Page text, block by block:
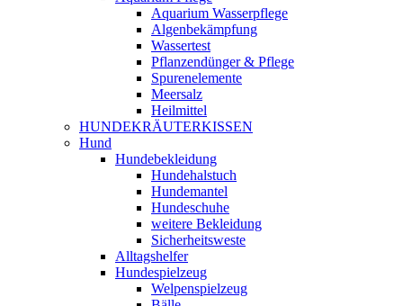
Aquarium Wasserpflege
Algenbekämpfung
Wassertest
Pflanzendünger & Pflege
Spurenelemente
Meersalz
Heilmittel
HUNDEKRÄUTERKISSEN
Hund
Hundebekleidung
Hundehalstuch
Hundemantel
Hundeschuhe
weitere Bekleidung
Sicherheitsweste
Alltagshelfer
Hundespielzeug
Welpenspielzeug